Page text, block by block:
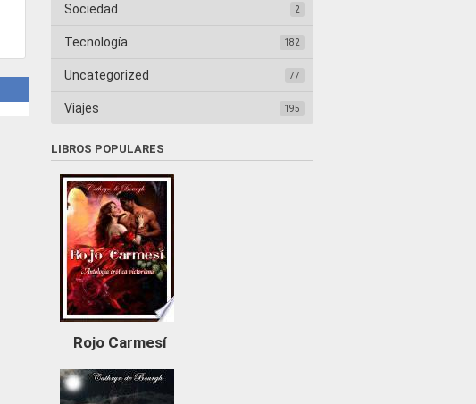
Sociedad 2
Tecnología 182
Uncategorized 77
Viajes 195
LIBROS POPULARES
Rojo Carmesí